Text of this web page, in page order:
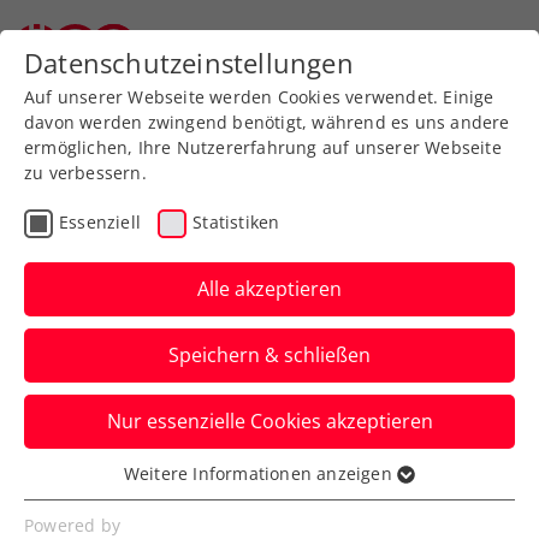
Aktuelle News
News filtern
Datenschutzeinstellungen
Auf unserer Webseite werden Cookies verwendet. Einige
davon werden zwingend benötigt, während es uns andere
ermöglichen, Ihre Nutzererfahrung auf unserer Webseite
zu verbessern.
Essenziell Statistiken
Alle akzeptieren
Speichern & schließen
Nur essenzielle Cookies akzeptieren
Essenziell
Essenzielle Cookies werden für grundlegende
Weitere Informationen anzeigen
Powered by